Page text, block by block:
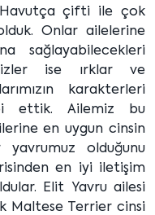
Havutça çifti ile çok
Onlar ailelerine
sağlayabilecekleri
ise ırklar ve
karakterleri
ettik. Ailemiz bu
en uygun cinsin
yavrumuz olduğunu
en iyi iletişim
Elit Yavru ailesi
Maltese Terrier cinsi